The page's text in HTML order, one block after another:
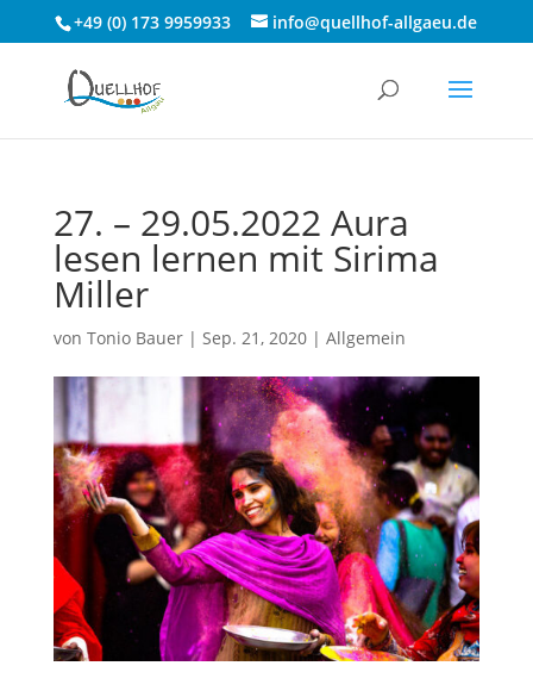
+49 (0) 173 9959933 info@quellhof-allgaeu.de
27. – 29.05.2022 Aura
lesen lernen mit Sirima
Miller
von Tonio Bauer| Sep. 21, 2020| Allgemein